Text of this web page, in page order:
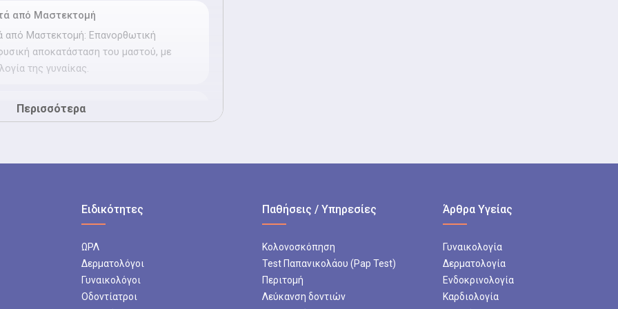
από Μαστεκτομή
Μαστεκτομή: Επανορθωτική
αποκατάσταση του μαστού, με
της γυναίκας.
τοπικού λίπους και βελτίωση
με ασφάλεια και φυσικό
Περισσότερα
Ειδικότητες
ΩΡΛ
Δερματολόγοι
Γυναικολόγοι
Οδοντίατροι
Παθήσεις / Υπηρεσίες
Κολονοσκόπηση
Test Παπανικολάου (Pap Test)
Περιτομή
Λεύκανση δοντιών
Άρθρα Υγείας
Γυναικολογία
Δερματολογία
Ενδοκρινολογία
Καρδιολογία